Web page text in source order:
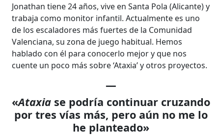
Jonathan tiene 24 años, vive en Santa Pola (Alicante) y
trabaja como monitor infantil. Actualmente es uno
de los escaladores más fuertes de la Comunidad
Valenciana, su zona de juego habitual. Hemos
hablado con él para conocerlo mejor y que nos
cuente un poco más sobre ‘Ataxia’ y otros proyectos.
—
«Ataxia se podría continuar cruzando
por tres vías más, pero aún no me lo
he planteado»